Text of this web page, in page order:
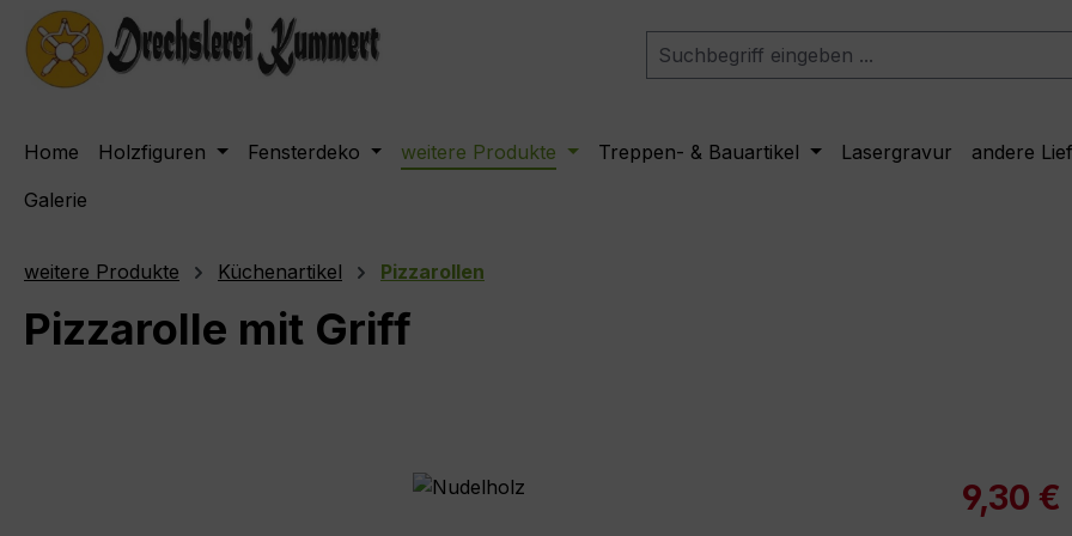
Hauptinhalt springen
Zur Suche springen
Zur Hauptnavigation springen
Home Holzfiguren Fensterdeko weitere Produkte Treppen- & Bauartikel Lasergravur andere
Galerie
weitere Produkte Küchenartikel Pizzarollen
Pizzarolle mit Griff
9,30 €